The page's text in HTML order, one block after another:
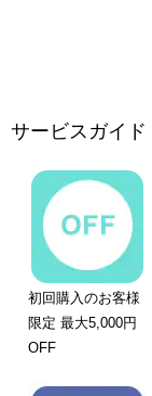
サービスガイド
初回購入のお客様
限定 最大5,000円
OFF